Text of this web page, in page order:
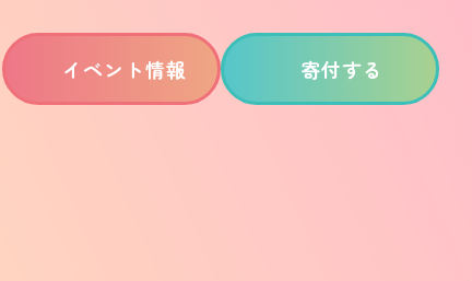
イベント情報 寄付する